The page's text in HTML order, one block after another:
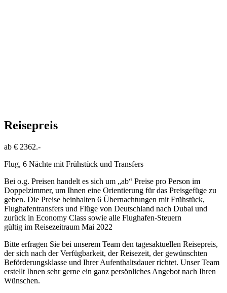
Reisepreis
ab € 2362.-
Flug, 6 Nächte mit Frühstück und Transfers
Bei o.g. Preisen handelt es sich um „ab“ Preise pro Person im
Doppelzimmer, um Ihnen eine Orientierung für das Preisgefüge zu
geben. Die Preise beinhalten 6 Übernachtungen mit Frühstück,
Flughafentransfers und Flüge von Deutschland nach Dubai und
zurück in Economy Class sowie alle Flughafen-Steuern
gültig im Reisezeitraum Mai 2022
Bitte erfragen Sie bei unserem Team den tagesaktuellen Reisepreis,
der sich nach der Verfügbarkeit, der Reisezeit, der gewünschten
Beförderungsklasse und Ihrer Aufenthaltsdauer richtet. Unser Team
erstellt Ihnen sehr gerne ein ganz persönliches Angebot nach Ihren
Wünschen.